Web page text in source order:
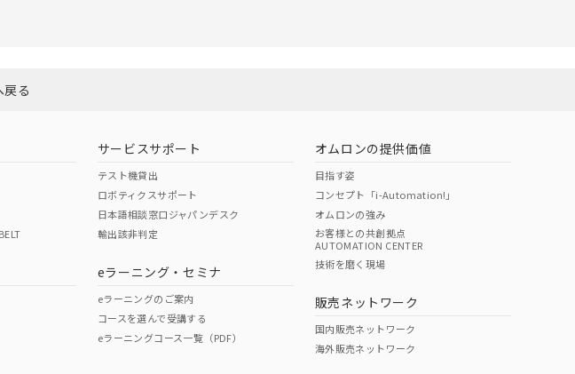
戻る
サービスサポート
テスト機貸出
ロボティクスサポート
日本語相談窓口ジャパンデスク
輸出該非判定
eラーニング・セミナ
eラーニングのご案内
コースを選んで受講する
eラーニングコース一覧（PDF）
オムロンの提供価値
目指す姿
コンセプト「i-Automation!」
オムロンの強み
お客様との共創拠点
AUTOMATION CENTER
技術を磨く現場
販売ネットワーク
国内販売ネットワーク
海外販売ネットワーク